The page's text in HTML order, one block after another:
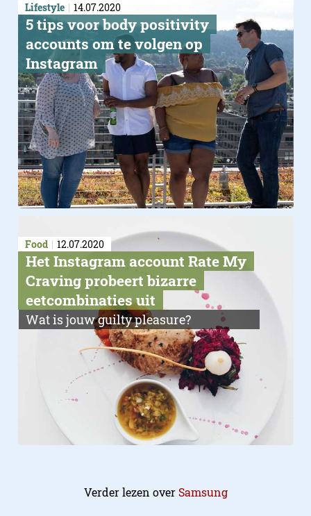
Lifestyle 14.07.2020
5 tips voor body positivity
accounts om te volgen op
Instagram
Food 12.07.2020
Het Instagram account Rate My
Craving probeert bizarre
eetcombinaties uit
Wat is jouw guilty pleasure?
Verder lezen overSamsung